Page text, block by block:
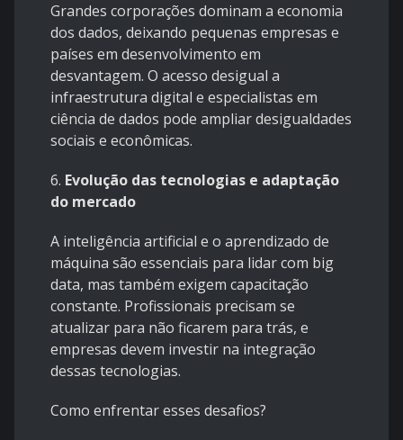
Grandes corporações dominam a economia
dos dados, deixando pequenas empresas e
países em desenvolvimento em
desvantagem. O acesso desigual a
infraestrutura digital e especialistas em
ciência de dados pode ampliar desigualdades
sociais e econômicas.
6. Evolução das tecnologias e adaptação
do mercado
A inteligência artificial e o aprendizado de
máquina são essenciais para lidar com big
data, mas também exigem capacitação
constante. Profissionais precisam se
atualizar para não ficarem para trás, e
empresas devem investir na integração
dessas tecnologias.
Como enfrentar esses desafios?